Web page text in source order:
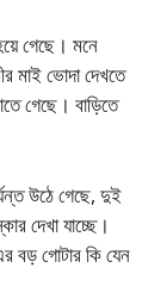
গেছে। মনে
মাই ভোদা দেখতে
গেছে। বাড়িতে
উঠে গেছে, দুই
দেখা যাচ্ছে।
বড় গোটার কি যেন